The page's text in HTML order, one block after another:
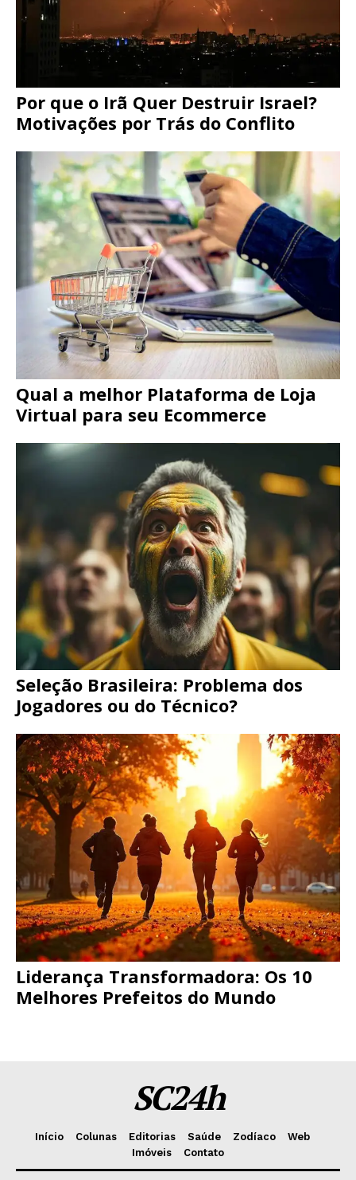
Por que o Irã Quer Destruir Israel?
Motivações por Trás do Conflito
Qual a melhor Plataforma de Loja
Virtual para seu Ecommerce
Seleção Brasileira: Problema dos
Jogadores ou do Técnico?
Liderança Transformadora: Os 10
Melhores Prefeitos do Mundo
SC24h
Início Colunas Editorias Saúde Zodíaco
Web
Imóveis
Contato